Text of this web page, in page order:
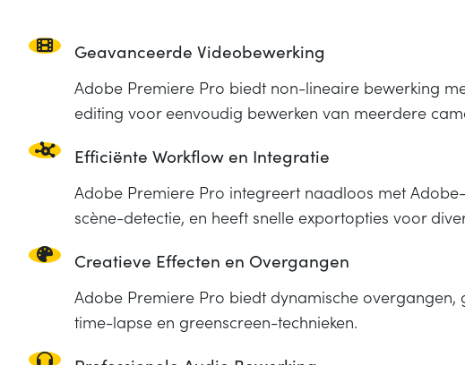
Geavanceerde Videobewerking
Adobe Premiere Pro biedt non-lineaire bewerking
editing voor eenvoudig bewerken van meerdere
Efficiënte Workflow en Integratie
Adobe Premiere Pro integreert naadloos met
scène-detectie, en heeft snelle exportopties voor
Creatieve Effecten en Overgangen
Adobe Premiere Pro biedt dynamische
time-lapse en greenscreen-technieken.